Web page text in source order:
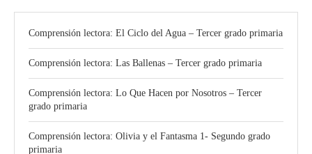
Comprensión lectora: El Ciclo del Agua – Tercer grado primaria
Comprensión lectora: Las Ballenas – Tercer grado primaria
Comprensión lectora: Lo Que Hacen por Nosotros – Tercer
grado primaria
Comprensión lectora: Olivia y el Fantasma 1- Segundo grado
primaria